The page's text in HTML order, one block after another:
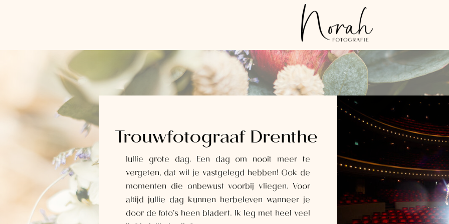
Trouwfotograaf Drenthe
Jullie grote dag. Een dag om nooit meer te
vergeten, dat wil je vastgelegd hebben! Ook de
momenten die onbewust voorbij vliegen. Voor
altijd jullie dag kunnen herbeleven wanneer je
door de foto's heen bladert. Ik leg met heel veel